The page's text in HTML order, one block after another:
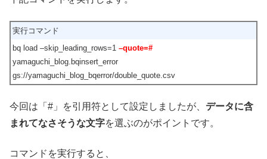
実行コマンド
bq load –skip_leading_rows=1 –quote=#
yamaguchi_blog.bqinsert_error
gs://yamaguchi_blog_bqerror/double_quote.csv
今回は「#」を引用符として設定しましたが、 データに含
まれてなさそうな文字を選ぶのがポイントです。
コマンドを実行すると、